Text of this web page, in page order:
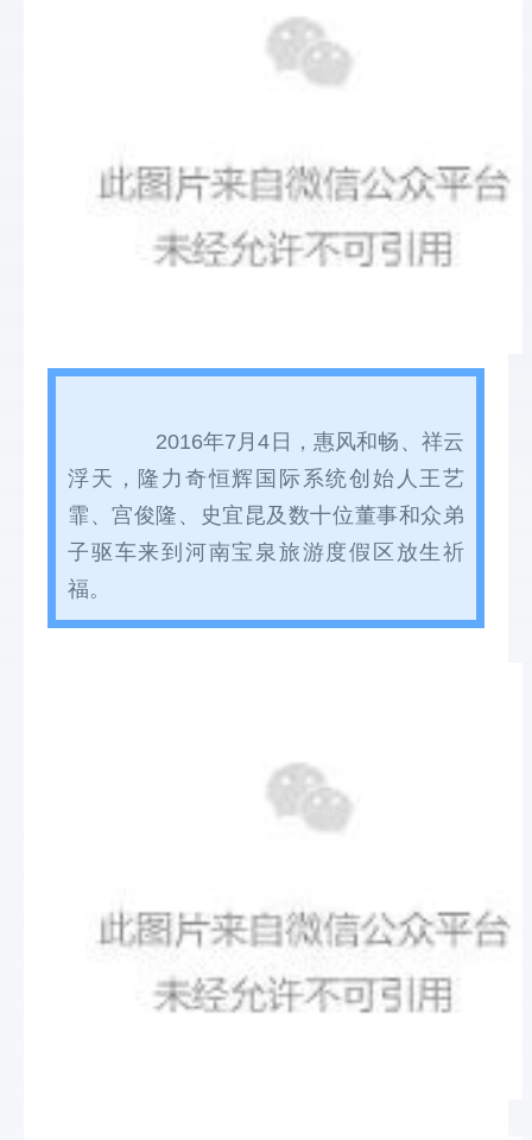
2016年7月4日，惠风和畅、祥云
浮天，隆力奇恒辉国际系统创始人王艺
霏、宫俊隆、史宜昆及数十位董事和众弟
子驱车来到河南宝泉旅游度假区放生祈
福。